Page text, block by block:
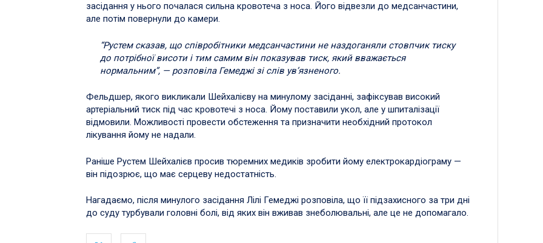
засідання у нього почалася сильна кровотеча з носа. Його відвезли до медсанчастини,
але потім повернули до камери.
“Рустем сказав, що співробітники медсанчастини не наздоганяли стовпчик тиску
до потрібної висоти і тим самим він показував тиск, який вважається
нормальним”, — розповіла Гемеджі зі слів ув’язненого.
Фельдшер, якого викликали Шейхалієву на минулому засіданні, зафіксував високий
артеріальний тиск під час кровотечі з носа. Йому поставили укол, але у шпиталізації
відмовили. Можливості провести обстеження та призначити необхідний протокол
лікування йому не надали.
Раніше Рустем Шейхалієв просив тюремних медиків зробити йому електрокардіограму —
він підозрює, що має серцеву недостатність.
Нагадаємо, після минулого засідання Лілі Гемеджі розповіла, що її підзахисного за три дні
до суду турбували головні болі, від яких він вживав знеболювальні, але це не допомагало.